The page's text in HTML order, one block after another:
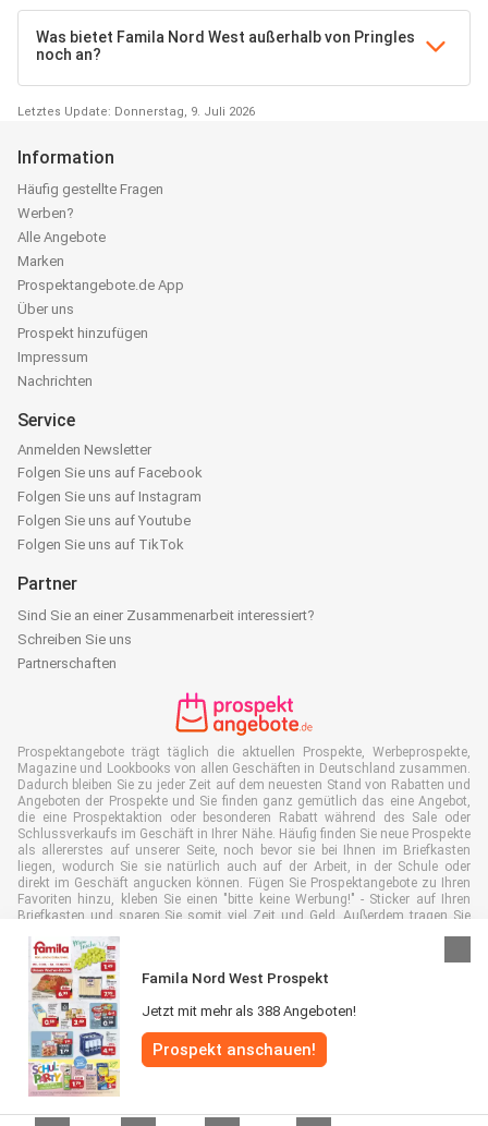
Was bietet Famila Nord West außerhalb von Pringles
noch an?
Letztes Update: Donnerstag, 9. Juli 2026
Famila Nord West Prospekt
Jetzt mit mehr als 388 Angeboten!
Prospekt anschauen!
Information
Häufig gestellte Fragen
Werben?
Alle Angebote
Marken
Prospektangebote.de App
Über uns
Prospekt hinzufügen
Impressum
Nachrichten
Service
Anmelden Newsletter
Folgen Sie uns auf Facebook
Folgen Sie uns auf Instagram
Folgen Sie uns auf Youtube
Folgen Sie uns auf TikTok
Partner
Sind Sie an einer Zusammenarbeit interessiert?
Schreiben Sie uns
Partnerschaften
Prospektangebote trägt täglich die aktuellen Prospekte, Werbeprospekte,
Magazine und Lookbooks von allen Geschäften in Deutschland zusammen.
Dadurch bleiben Sie zu jeder Zeit auf dem neuesten Stand von Rabatten und
Angeboten der Prospekte und Sie finden ganz gemütlich das eine Angebot,
die eine Prospektaktion oder besonderen Rabatt während des Sale oder
Schlussverkaufs im Geschäft in Ihrer Nähe. Häufig finden Sie neue Prospekte
als allererstes auf unserer Seite, noch bevor sie bei Ihnen im Briefkasten
liegen, wodurch Sie sie natürlich auch auf der Arbeit, in der Schule oder
direkt im Geschäft angucken können. Fügen Sie Prospektangebote zu Ihren
Favoriten hinzu, kleben Sie einen "bitte keine Werbung!" - Sticker auf Ihren
Briefkasten und sparen Sie somit viel Zeit und Geld. Außerdem tragen Sie
ist.
Alle Rechte vorbehalten © Prospektangebote.de 2026 |
|Allgemeine Geschäftsbedingungen